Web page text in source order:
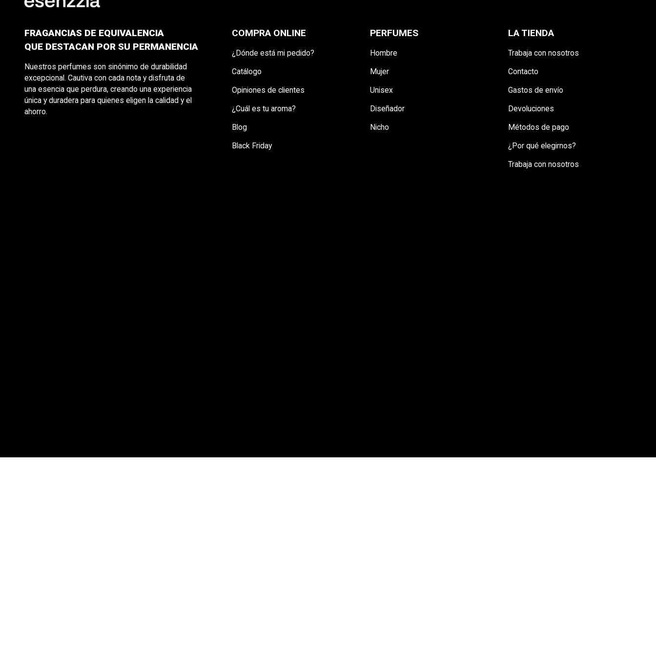
FRAGANCIAS DE EQUIVALENCIA
QUE DESTACAN POR SU PERMANENCIA
Nuestros perfumes son sinónimo de durabilidad
excepcional. Cautiva con cada nota y disfruta de
una esencia que perdura, creando una experiencia
única y duradera para quienes eligen la calidad y el
ahorro.
COMPRA ONLINE
¿Dónde está mi pedido?
Catálogo
Opiniones de clientes
¿Cuál es tu aroma?
Blog
Black Friday
PERFUMES
Hombre
Mujer
Unisex
Diseñador
Nicho
LA TIENDA
Trabaja con nosotros
Contacto
Gastos de envío
Devoluciones
Métodos de pago
¿Por qué elegirnos?
Trabaja con nosotros